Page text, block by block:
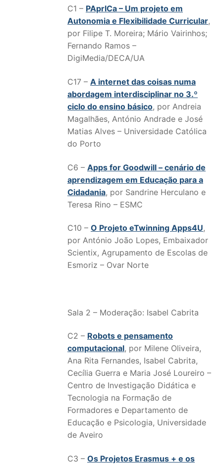
C1 – PAprICa – Um projeto em
Autonomia e Flexibilidade Curricular,
por Filipe T. Moreira; Mário Vairinhos;
Fernando Ramos –
DigiMedia/DECA/UA
C17 – A internet das coisas numa
abordagem interdisciplinar no 3.º
ciclo do ensino básico, por Andreia
Magalhães, António Andrade e José
Matias Alves – Universidade Católica
do Porto
C6 – Apps for Goodwill – cenário de
aprendizagem em Educação para a
Cidadania, por Sandrine Herculano e
Teresa Rino – ESMC
C10 – O Projeto eTwinning Apps4U,
por António João Lopes, Embaixador
Scientix, Agrupamento de Escolas de
Esmoriz – Ovar Norte
Sala 2 – Moderação: Isabel Cabrita
C2 – Robots e pensamento
computacional, por Milene Oliveira,
Ana Rita Fernandes, Isabel Cabrita,
Cecília Guerra e Maria José Loureiro –
Centro de Investigação Didática e
Tecnologia na Formação de
Formadores e Departamento de
Educação e Psicologia, Universidade
de Aveiro
C3 – Os Projetos Erasmus + e os